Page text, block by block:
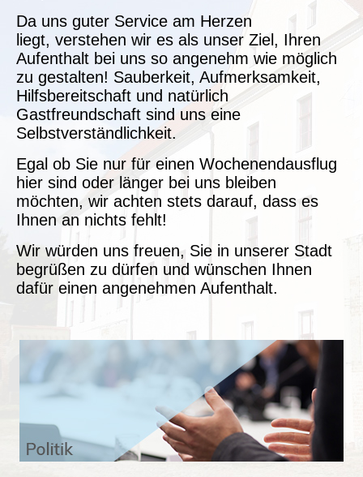
Da uns guter Service am Herzen
liegt, verstehen wir es als unser Ziel, Ihren
Aufenthalt bei uns so angenehm wie möglich
zu gestalten! Sauberkeit, Aufmerksamkeit,
Hilfsbereitschaft und natürlich
Gastfreundschaft sind uns eine
Selbstverständlichkeit.
Egal ob Sie nur für einen Wochenendausflug
hier sind oder länger bei uns bleiben
möchten, wir achten stets darauf, dass es
Ihnen an nichts fehlt!
Wir würden uns freuen, Sie in unserer Stadt
begrüßen zu dürfen und wünschen Ihnen
dafür einen angenehmen Aufenthalt.